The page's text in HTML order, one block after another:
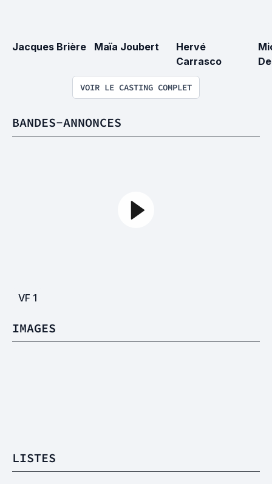
Jacques Brière Maïa Joubert
Hervé
Carrasco
VOIR LE CASTING COMPLET
BANDES-ANNONCES
VF 1
IMAGES
LISTES